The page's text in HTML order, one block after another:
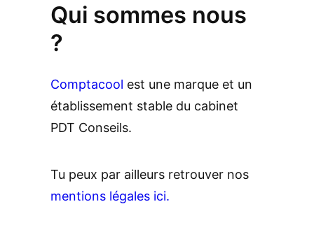
Qui sommes nous
?
Comptacool est une marque et un
établissement stable du cabinet
PDT Conseils.
Tu peux par ailleurs retrouver nos
mentions légales ici.